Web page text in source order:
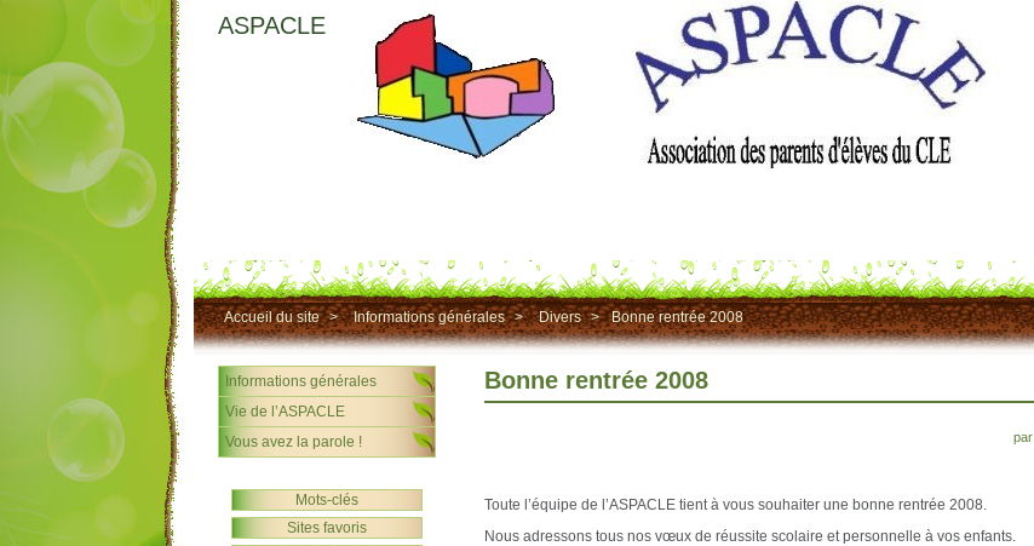
ASPACLE
Accueil du site > Informations générales > Divers > Bonne rentrée 2008
Bonne rentrée 2008
par
Toute l’équipe de l’ASPACLE tient à vous souhaiter une bonne rentrée 2008.
Nous adressons tous nos vœux de réussite scolaire et personnelle à vos enfants.
Informations générales
Vie de l’ASPACLE
Vous avez la parole !
Mots-clés
Sites favoris